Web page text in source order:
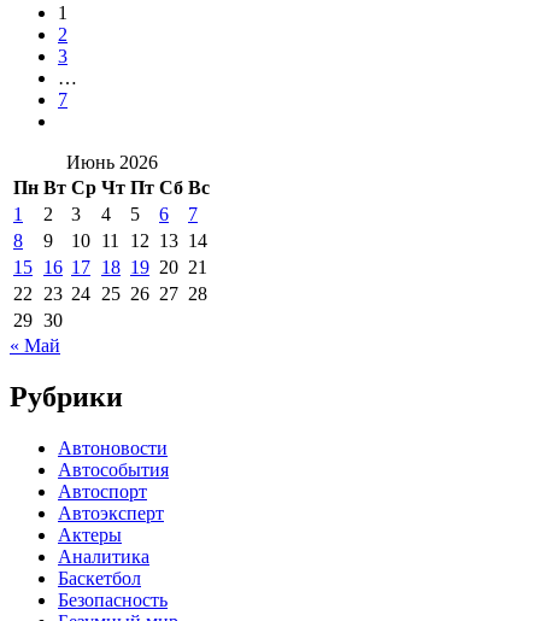
1
2
3
…
7
Июнь 2026
Пн Вт Ср Чт Пт Сб Вс
1
2 3 4 5 6
7
8
9 10 11 12 13 14
15 16 17 18 19 20 21
22
23 24 25 26 27 28
29 30
« Май
Рубрики
Автоновости
Автособытия
Автоспорт
Автоэксперт
Актеры
Аналитика
Баскетбол
Безопасность